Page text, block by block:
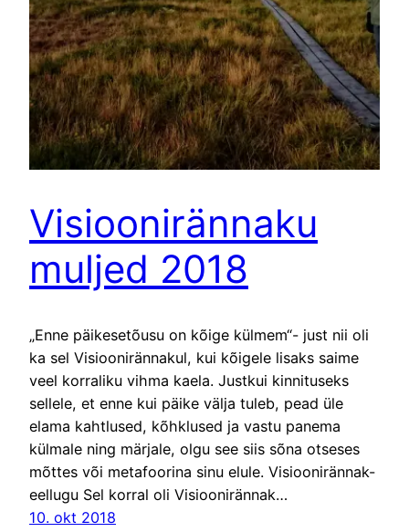
Visioonirännaku
muljed 2018
„Enne päikesetõusu on kõige külmem“- just nii oli
ka sel Visioonirännakul, kui kõigele lisaks saime
veel korraliku vihma kaela. Justkui kinnituseks
sellele, et enne kui päike välja tuleb, pead üle
elama kahtlused, kõhklused ja vastu panema
külmale ning märjale, olgu see siis sõna otseses
mõttes või metafoorina sinu elule. Visioonirännak-
eellugu Sel korral oli Visioonirännak…
10. okt 2018